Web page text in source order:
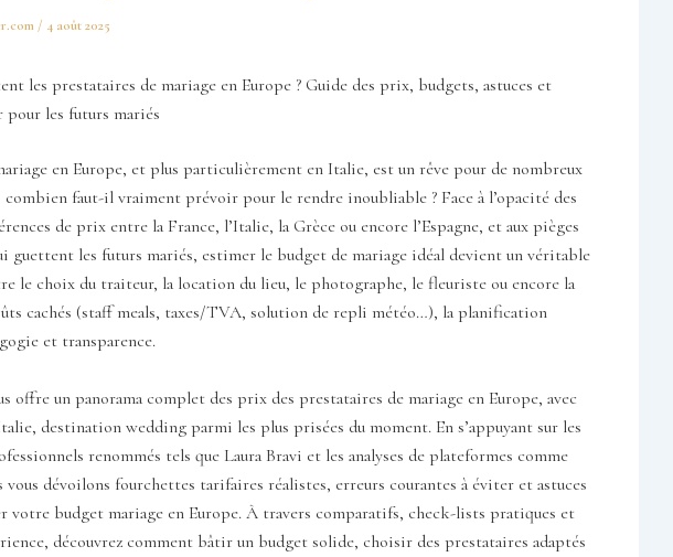
/ 4 août 2025
les prestataires de mariage en Europe ? Guide des prix, budgets, astuces et
pour les futurs mariés
en Europe, et plus particulièrement en Italie, est un rêve pour de nombreux
faut-il vraiment prévoir pour le rendre inoubliable ? Face à l’opacité des
de prix entre la France, l’Italie, la Grèce ou encore l’Espagne, et aux pièges
guettent les futurs mariés, estimer le budget de mariage idéal devient un véritable
le choix du traiteur, la location du lieu, le photographe, le fleuriste ou encore la
cachés (staff meals, taxes/TVA, solution de repli météo…), la planification
et transparence.
offre un panorama complet des prix des prestataires de mariage en Europe, avec
destination wedding parmi les plus prisées du moment. En s’appuyant sur les
renommés tels que Laura Bravi et les analyses de plateformes comme
vous dévoilons fourchettes tarifaires réalistes, erreurs courantes à éviter et astuces
votre budget mariage en Europe. À travers comparatifs, check-lists pratiques et
découvrez comment bâtir un budget solide, choisir des prestataires adaptés